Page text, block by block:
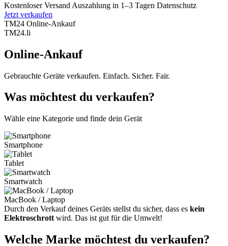
Kostenloser Versand Auszahlung in 1–3 Tagen Datenschutz
Jetzt verkaufen
TM24 Online-Ankauf
TM24.li
Online-Ankauf
Gebrauchte Geräte verkaufen. Einfach. Sicher. Fair.
Was möchtest du verkaufen?
Wähle eine Kategorie und finde dein Gerät
Smartphone
Tablet
Smartwatch
MacBook / Laptop
Durch den Verkauf deines Geräts stellst du sicher, dass es kein
Elektroschrott wird. Das ist gut für die Umwelt!
Welche Marke möchtest du verkaufen?